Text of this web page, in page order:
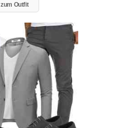
zum Outfit